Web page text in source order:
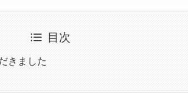
目次
きました